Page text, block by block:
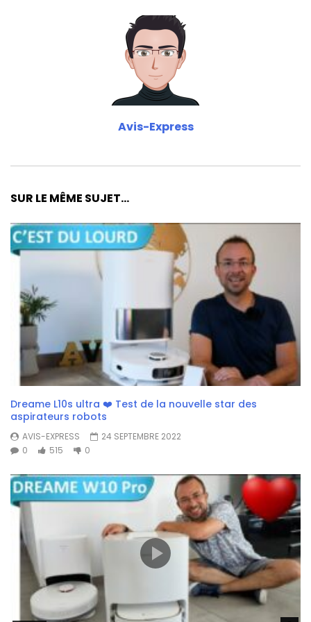
Avis-Express
SUR LE MÊME SUJET...
Dreame L10s ultra ❤️ Test de la nouvelle star des
aspirateurs robots
AVIS-EXPRESS
24 SEPTEMBRE 2022
0
515 0